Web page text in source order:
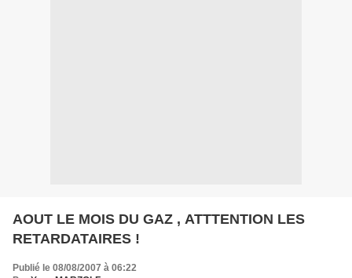
AOUT LE MOIS DU GAZ , ATTTENTION LES
RETARDATAIRES !
Publié le 08/08/2007 à 06:22